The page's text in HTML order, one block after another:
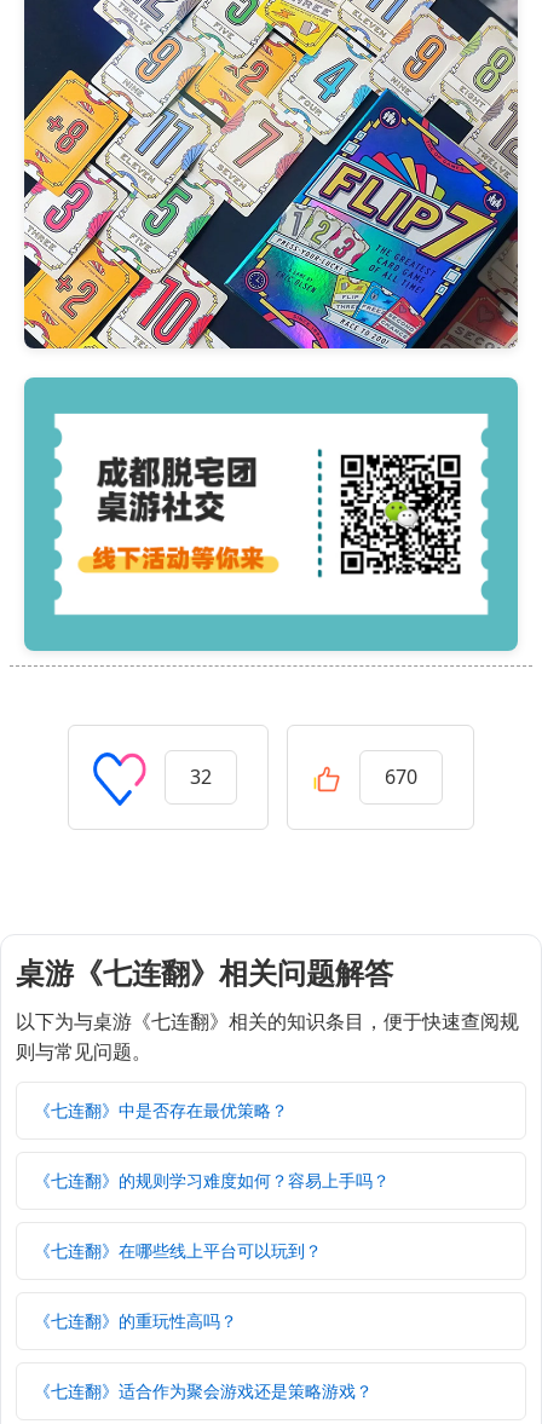
32 670
桌游《七连翻》相关问题解答
以下为与桌游《七连翻》相关的知识条目，便于快速查阅规
则与常见问题。
《七连翻》中是否存在最优策略？
《七连翻》的规则学习难度如何？容易上手吗？
《七连翻》在哪些线上平台可以玩到？
《七连翻》的重玩性高吗？
《七连翻》适合作为聚会游戏还是策略游戏？